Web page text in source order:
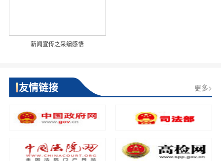
新闻宣传之采编感悟
友情链接 更多>